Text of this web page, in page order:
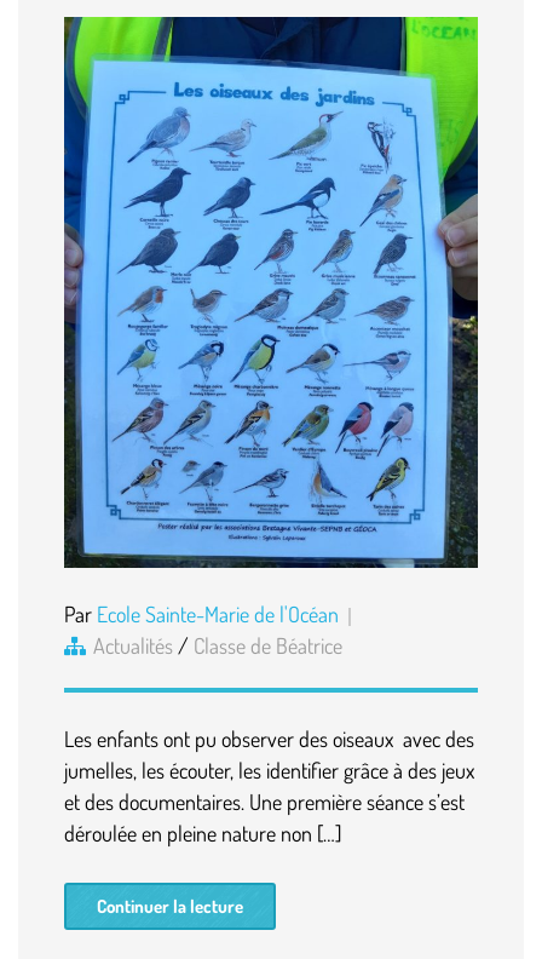
Par Ecole Sainte-Marie de l'Océan
Actualités/ Classe de Béatrice
Les enfants ont pu observer des oiseaux avec des
jumelles, les écouter, les identifier grâce à des jeux
et des documentaires. Une première séance s’est
déroulée en pleine nature non […]
Continuer la lecture